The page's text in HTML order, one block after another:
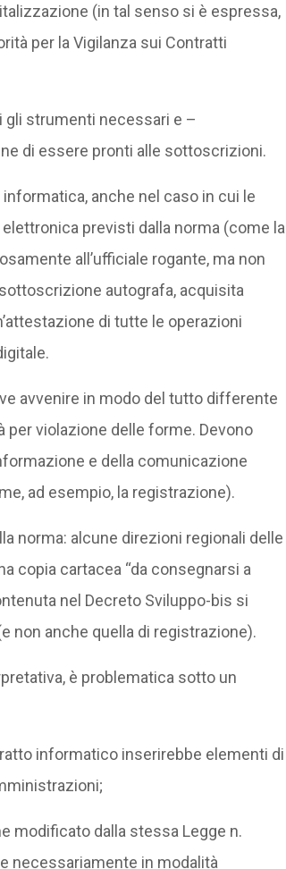
(in tal senso si è espressa,
per la Vigilanza sui Contratti
gli strumenti necessari e –
di essere pronti alle sottoscrizioni.
anche nel caso in cui le
previsti dalla norma (come la
all’ufficiale rogante, ma non
autografa, acquisita
di tutte le operazioni
avvenire in modo del tutto differente
violazione delle forme. Devono
e della comunicazione
ad esempio, la registrazione).
norma: alcune direzioni regionali delle
copia cartacea “da consegnarsi a
nel Decreto Sviluppo-bis si
non anche quella di registrazione).
è problematica sotto un
informatico inserirebbe elementi di
modificato dalla stessa Legge n.
necessariamente in modalità